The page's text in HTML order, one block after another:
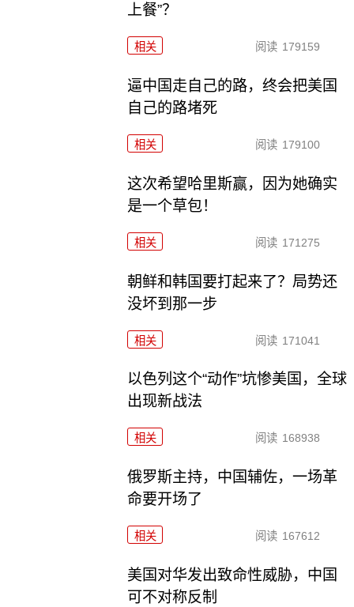
上餐”？
相关 阅读 179159
逼中国走自己的路，终会把美国
自己的路堵死
相关 阅读 179100
这次希望哈里斯赢，因为她确实
是一个草包！
相关 阅读 171275
朝鲜和韩国要打起来了？局势还
没坏到那一步
相关 阅读 171041
以色列这个“动作”坑惨美国，全球
出现新战法
相关 阅读 168938
俄罗斯主持，中国辅佐，一场革
命要开场了
相关 阅读 167612
美国对华发出致命性威胁，中国
可不对称反制